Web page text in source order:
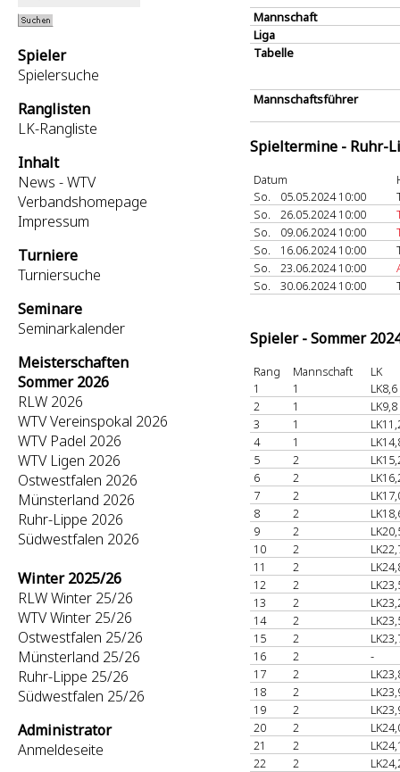
Spieler
Spielersuche
Ranglisten
LK-Rangliste
Inhalt
News - WTV
Verbandshomepage
Impressum
Turniere
Turniersuche
Seminare
Seminarkalender
Meisterschaften
Sommer 2026
RLW 2026
WTV Vereinspokal 2026
WTV Padel 2026
WTV Ligen 2026
Ostwestfalen 2026
Münsterland 2026
Ruhr-Lippe 2026
Südwestfalen 2026
Winter 2025/26
RLW Winter 25/26
WTV Winter 25/26
Ostwestfalen 25/26
Münsterland 25/26
Ruhr-Lippe 25/26
Südwestfalen 25/26
Administrator
Anmeldeseite
Mannschaft
Liga
Tabelle
Mannschaftsführer
Spieltermine - Ruhr-
Datum
So.
05.05.2024 10:00
So.
26.05.2024 10:00
So.
09.06.2024 10:00
So.
16.06.2024 10:00
So.
23.06.2024 10:00
So.
30.06.2024 10:00
Spieler - Sommer
Rang Mannschaft
LK
1
1
LK8,6
2
1
LK9,8
3
1
4
1
5
2
6
2
7
2
8
2
9
2
10
2
11
2
12
2
13
2
14
2
15
2
16
2
-
17
2
18
2
19
2
20
2
21
2
22
2